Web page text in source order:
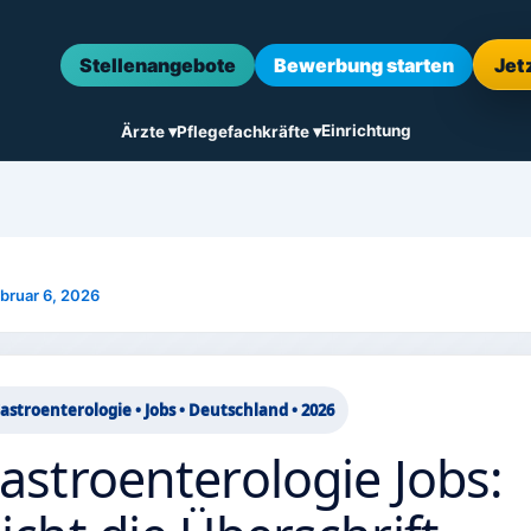
Ärzte ▾Pflegefachkräfte ▾Einrichtung
Stellenangebote Bewerbung starten
6, 2026
• Jobs • Deutschland • 2026
Jobs: